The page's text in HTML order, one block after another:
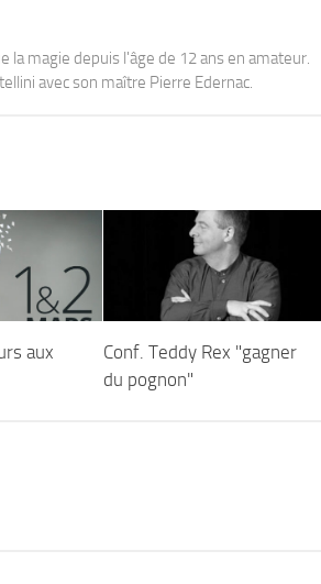
la magie depuis l'âge de 12 ans en amateur.
avec son maître Pierre Edernac.
aux
Conf. Teddy Rex "gagner
du pognon"